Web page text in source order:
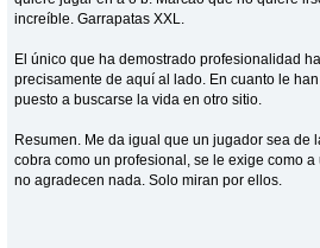
increíble. Garrapatas XXL.
El único que ha demostrado profesionalidad
precisamente de aquí al lado. En cuanto le
puesto a buscarse la vida en otro sitio.
Resumen. Me da igual que un jugador sea de
cobra como un profesional, se le exige como
no agradecen nada. Solo miran por ellos.